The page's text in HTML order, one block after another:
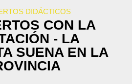
DIDÁCTICOS
CON LA
- LA
SUENA EN LA